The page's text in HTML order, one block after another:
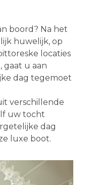
boord? Na het
huwelijk, op
locaties
gaat u aan
dag tegemoet
verschillende
uw tocht
dag
luxe boot.